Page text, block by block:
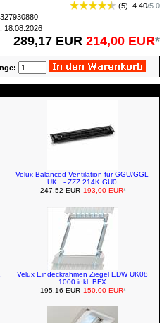
(5) 4.40/5.0
18.08.2026
289,17 EUR 214,00 EUR*
Velux Balanced Ventilation für GGU/GGL
UK.. - ZZZ 214K GU0
247,52 EUR 193,00 EUR*
Velux Eindeckrahmen Ziegel EDW UK08
1000 inkl. BFX
195,16 EUR 150,00 EUR*